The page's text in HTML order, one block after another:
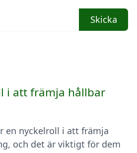
Skicka
i att främja hållbar
en nyckelroll i att främja
och det är viktigt för dem